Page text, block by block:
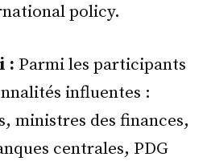
policy.
: Parmi les participants
influentes :
ministres des finances,
centrales, PDG